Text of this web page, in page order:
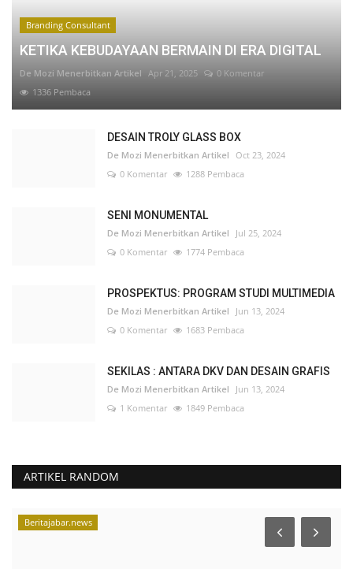
Branding Consultant
KETIKA KEBUDAYAAN BERMAIN DI ERA DIGITAL
De Mozi Menerbitkan Artikel Apr 21, 2025
0 Komentar
1336 Pembaca
DESAIN TROLY GLASS BOX
De Mozi Menerbitkan Artikel
Oct 23, 2024
0 Komentar
1288 Pembaca
SENI MONUMENTAL
De Mozi Menerbitkan Artikel
Jul 25, 2024
0 Komentar
1774 Pembaca
PROSPEKTUS: PROGRAM STUDI MULTIMEDIA
De Mozi Menerbitkan Artikel
Jun 13, 2024
0 Komentar
1683 Pembaca
SEKILAS : ANTARA DKV DAN DESAIN GRAFIS
De Mozi Menerbitkan Artikel
Jun 13, 2024
1 Komentar
1849 Pembaca
ARTIKEL RANDOM
Beritajabar.news